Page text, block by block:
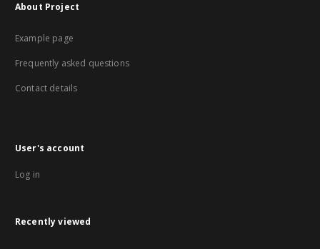
About Project
Example page
Frequently asked questions
Contact details
User's account
Log in
Recently viewed